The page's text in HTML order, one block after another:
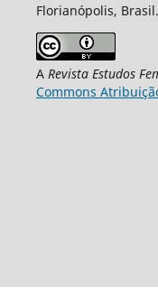
Florianópolis, Brasil.
A Revista Estudos
Commons